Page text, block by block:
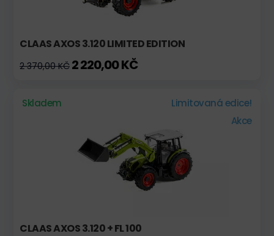
CLAAS AXOS 3.120 LIMITED EDITION
2 370,00 KČ 2 220,00 KČ
Skladem
Limitovaná edice!
Akce
CLAAS AXOS 3.120 + FL 100